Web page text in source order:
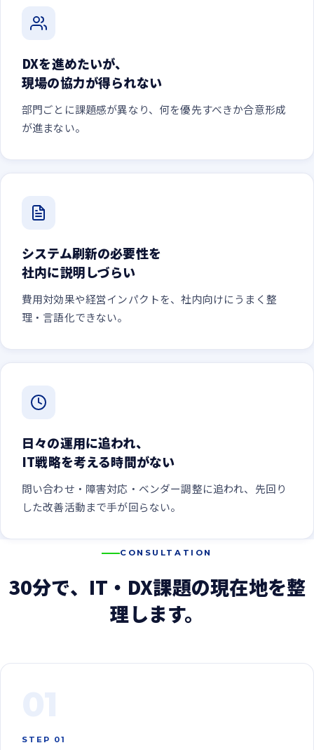
DXを進めたいが、
現場の協力が得られない
部門ごとに課題感が異なり、何を優先すべきか合意形成
が進まない。
システム刷新の必要性を
社内に説明しづらい
費用対効果や経営インパクトを、社内向けにうまく整
理・言語化できない。
日々の運用に追われ、
IT戦略を考える時間がない
問い合わせ・障害対応・ベンダー調整に追われ、先回り
した改善活動まで手が回らない。
CONSULTATION
30分で、IT・DX課題の現在地を整
理します。
STEP 01